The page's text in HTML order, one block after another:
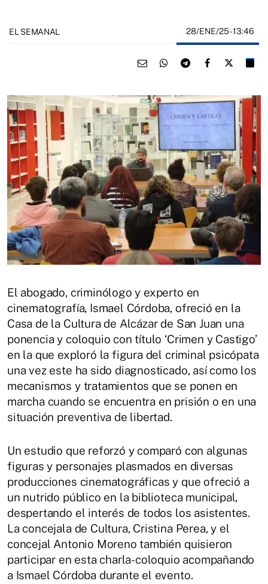
EL SEMANAL 28/ENE/25- 13:46
El abogado, criminólogo y experto en
cinematografía, Ismael Córdoba, ofreció en la
Casa de la Cultura de Alcázar de San Juan una
ponencia y coloquio con título ‘Crimen y Castigo’
en la que exploró la figura del criminal psicópata
una vez este ha sido diagnosticado, así como los
mecanismos y tratamientos que se ponen en
marcha cuando se encuentra en prisión o en una
situación preventiva de libertad.
Un estudio que reforzó y comparó con algunas
figuras y personajes plasmados en diversas
producciones cinematográficas y que ofreció a
un nutrido público en la biblioteca municipal,
despertando el interés de todos los asistentes.
La concejala de Cultura, Cristina Perea, y el
concejal Antonio Moreno también quisieron
participar en esta charla-coloquio acompañando
a Ismael Córdoba durante el evento.